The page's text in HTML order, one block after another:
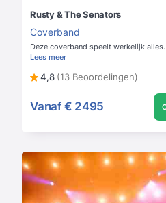
Rusty & The Senators
Coverband
Deze coverband speelt werkelijk
Lees meer
4,8 (13 Beoordelingen)
Vanaf € 2495